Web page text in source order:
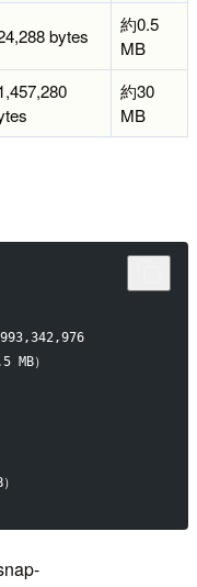
bytes
約0.5
MB
約30
MB
MB）